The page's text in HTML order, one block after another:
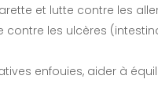
et lutte contre les
contre les ulcères
enfouies, aider à